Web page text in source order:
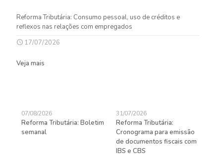
Reforma Tributária: Consumo pessoal, uso de créditos e
reflexos nas relações com empregados
17/07/2026
Veja mais
07/08/2026
Reforma Tributária: Boletim
semanal
31/07/2026
Reforma Tributária:
Cronograma para emissão
de documentos fiscais com
IBS e CBS